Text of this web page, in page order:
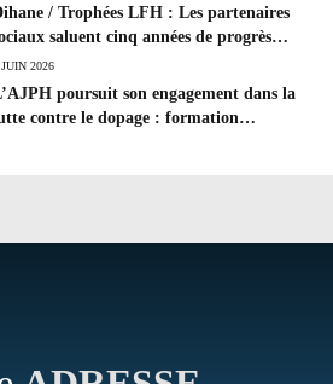
/ Trophées LFH : Les partenaires
saluent cinq années de progrès
et les efforts à poursuivre !
2026
poursuit son engagement dans la
contre le dopage : formation